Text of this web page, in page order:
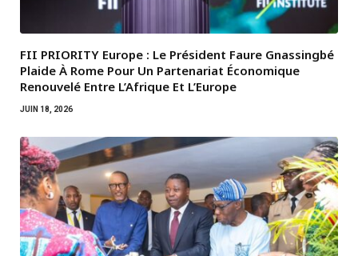
FII PRIORITY Europe : Le Président Faure Gnassingbé
Plaide À Rome Pour Un Partenariat Économique
Renouvelé Entre L’Afrique Et L’Europe
JUIN 18, 2026